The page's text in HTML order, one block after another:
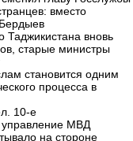
вместо
Таджикистана вновь
старые министры
становится одним
процесса в
10-е
управление МВД
на стороне